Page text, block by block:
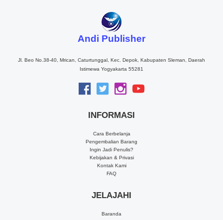
Andi Publisher
Jl. Beo No.38-40, Mrican, Caturtunggal, Kec. Depok, Kabupaten Sleman, Daerah
Istimewa Yogyakarta 55281
INFORMASI
Cara Berbelanja
Pengembalian Barang
Ingin Jadi Penulis?
Kebijakan & Privasi
Kontak Kami
FAQ
JELAJAHI
Baranda